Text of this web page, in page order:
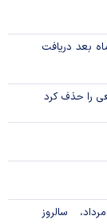
بعد دریافت
را حذف کرد
پیام مدیرعامل بانک توسعه تعاون به مناسبت ۱۵ مرداد، سالروز